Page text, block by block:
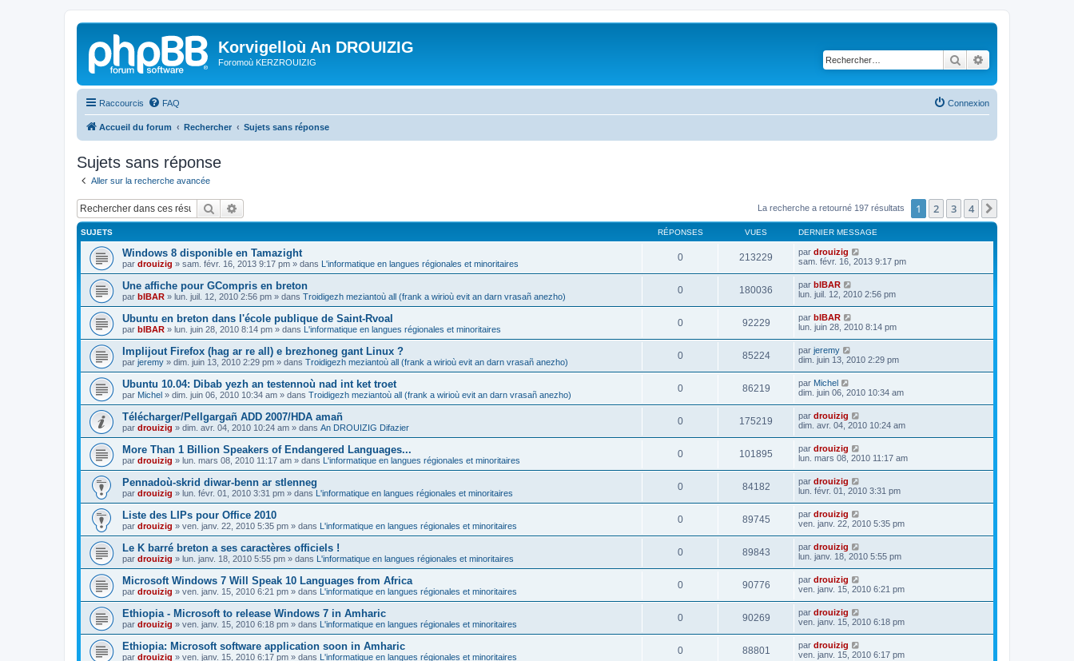
Korvigelloù An DROUIZIG
Foromoù KERZROUIZIG Rechercher
Raccourcis FAQ Connexion
Accueil du forum Rechercher Sujets sans réponse
Sujets sans réponse
Aller sur la recherche avancée
Rechercher La recherche a retourné 197 résultats 1 2 3 4
SUJETS RÉPONSES VUES DERNIER MESSAGE
Windows 8 disponible en Tamazight
par drouizig » sam. févr. 16, 2013 9:17 pm » dans L'informatique en langues régionales et minoritaires
0 213229 par drouizig
sam. févr. 16, 2013 9:17 pm
Une affiche pour GCompris en breton
par bIBAR » lun. juil. 12, 2010 2:56 pm » dans Troidigezh meziantoù all (frank a wirioù evit an darn vrasañ anezho)
0 180036 par bIBAR
lun. juil. 12, 2010 2:56 pm
Ubuntu en breton dans l'école publique de Saint-Rvoal
par bIBAR » lun. juin 28, 2010 8:14 pm » dans L'informatique en langues régionales et minoritaires
0 92229 par bIBAR
lun. juin 28, 2010 8:14 pm
Implijout Firefox (hag ar re all) e brezhoneg gant Linux ?
par jeremy » dim. juin 13, 2010 2:29 pm » dans Troidigezh meziantoù all (frank a wirioù evit an darn vrasañ anezho)
0 85224 par jeremy
dim. juin 13, 2010 2:29 pm
Ubuntu 10.04: Dibab yezh an testennoù nad int ket troet
par Michel » dim. juin 06, 2010 10:34 am » dans Troidigezh meziantoù all (frank a wirioù evit an darn vrasañ anezho)
0 86219 par Michel
dim. juin 06, 2010 10:34 am
Télécharger/Pellgargañ ADD 2007/HDA amañ
par drouizig » dim. avr. 04, 2010 10:24 am » dans An DROUIZIG Difazier
0 175219 par drouizig
dim. avr. 04, 2010 10:24 am
More Than 1 Billion Speakers of Endangered Languages...
par drouizig » lun. mars 08, 2010 11:17 am » dans L'informatique en langues régionales et minoritaires
0 101895 par drouizig
lun. mars 08, 2010 11:17 am
Pennadoù-skrid diwar-benn ar stlenneg
par drouizig » lun. févr. 01, 2010 3:31 pm » dans L'informatique en langues régionales et minoritaires
0 84182 par drouizig
lun. févr. 01, 2010 3:31 pm
Liste des LIPs pour Office 2010
par drouizig » ven. janv. 22, 2010 5:35 pm » dans L'informatique en langues régionales et minoritaires
0 89745 par drouizig
ven. janv. 22, 2010 5:35 pm
Le K barré breton a ses caractères officiels !
par drouizig » lun. janv. 18, 2010 5:55 pm » dans L'informatique en langues régionales et minoritaires
0 89843 par drouizig
lun. janv. 18, 2010 5:55 pm
Microsoft Windows 7 Will Speak 10 Languages from Africa
par drouizig » ven. janv. 15, 2010 6:21 pm » dans L'informatique en langues régionales et minoritaires
0 90776 par drouizig
ven. janv. 15, 2010 6:21 pm
Ethiopia - Microsoft to release Windows 7 in Amharic
par drouizig » ven. janv. 15, 2010 6:18 pm » dans L'informatique en langues régionales et minoritaires
0 90269 par drouizig
ven. janv. 15, 2010 6:18 pm
Ethiopia: Microsoft software application soon in Amharic
par drouizig » ven. janv. 15, 2010 6:17 pm » dans L'informatique en langues régionales et minoritaires
0 88801 par drouizig
ven. janv. 15, 2010 6:17 pm